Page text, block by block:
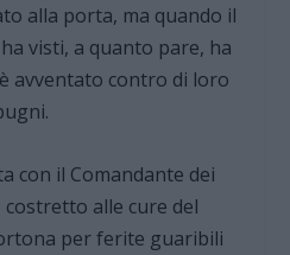
alla porta, ma quando il
visti, a quanto pare, ha
avventato contro di loro
con il Comandante dei
alle cure del
per ferite guaribili